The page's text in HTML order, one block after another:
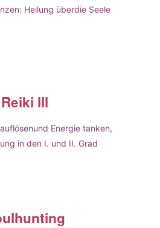
Heilung überdie Seele
Reiki lll
Energie tanken,
in den I. und II. Grad